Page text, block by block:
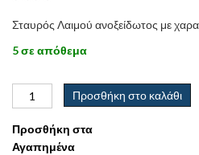
Σταυρός Λαιμού ανοξείδωτος με
5 σε απόθεμα
Προσθήκη στο καλάθι
Προσθήκη στα
Αγαπημένα